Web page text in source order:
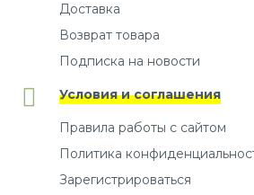
Доставка
Возврат товара
Подписка на новости
Условия и соглашения
Правила работы с сайтом
Политика
Зарегистрироваться